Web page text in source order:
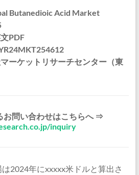
Butanedioic Acid Market
PDF
ーケットリサーチセンター（東
問い合わせはこちらへ ⇒
inquiry
2024年にxxxxx米ドルと算出さ